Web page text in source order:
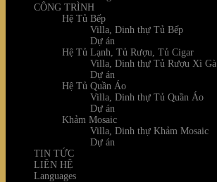
CÔNG TRÌNH
Hệ Tủ Bếp
Villa, Dinh thự Tủ Bếp
Dự án
Hệ Tủ Lạnh, Tủ Rượu, Tủ Cigar
Villa, Dinh thự Tủ Rượu Xì Gà
Dự án
Hệ Tủ Quần Áo
Villa, Dinh thự Tủ Quần Áo
Dự án
Khảm Mosaic
Villa, Dinh thự Khảm Mosaic
Dự án
TIN TỨC
LIÊN HỆ
Languages